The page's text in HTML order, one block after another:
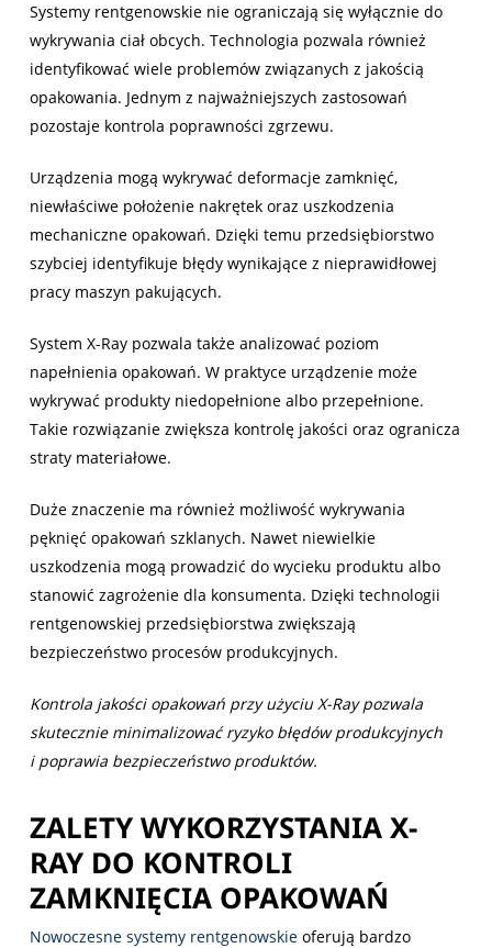
Systemy rentgenowskie nie ograniczają się wyłącznie do
wykrywania ciał obcych. Technologia pozwala również
identyfikować wiele problemów związanych z jakością
opakowania. Jednym z najważniejszych zastosowań
pozostaje kontrola poprawności zgrzewu.
Urządzenia mogą wykrywać deformacje zamknięć,
niewłaściwe położenie nakrętek oraz uszkodzenia
mechaniczne opakowań. Dzięki temu przedsiębiorstwo
szybciej identyfikuje błędy wynikające z nieprawidłowej
pracy maszyn pakujących.
System X-Ray pozwala także analizować poziom
napełnienia opakowań. W praktyce urządzenie może
wykrywać produkty niedopełnione albo przepełnione.
Takie rozwiązanie zwiększa kontrolę jakości oraz ogranicza
straty materiałowe.
Duże znaczenie ma również możliwość wykrywania
pęknięć opakowań szklanych. Nawet niewielkie
uszkodzenia mogą prowadzić do wycieku produktu albo
stanowić zagrożenie dla konsumenta. Dzięki technologii
rentgenowskiej przedsiębiorstwa zwiększają
bezpieczeństwo procesów produkcyjnych.
Kontrola jakości opakowań przy użyciu X-Ray pozwala
skutecznie minimalizować ryzyko błędów produkcyjnych
i poprawia bezpieczeństwo produktów.
ZALETY WYKORZYSTANIA X-
RAY DO KONTROLI
ZAMKNIĘCIA OPAKOWAŃ
Nowoczesne systemy rentgenowskieoferują bardzo